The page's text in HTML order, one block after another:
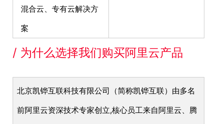
混合云、专有云解决方
案
/ 为什么选择我们购买阿里云产品
北京凯铧互联科技有限公司（简称凯铧互联）由多名
前阿里云资深技术专家创立,核心员工来自阿里云、腾